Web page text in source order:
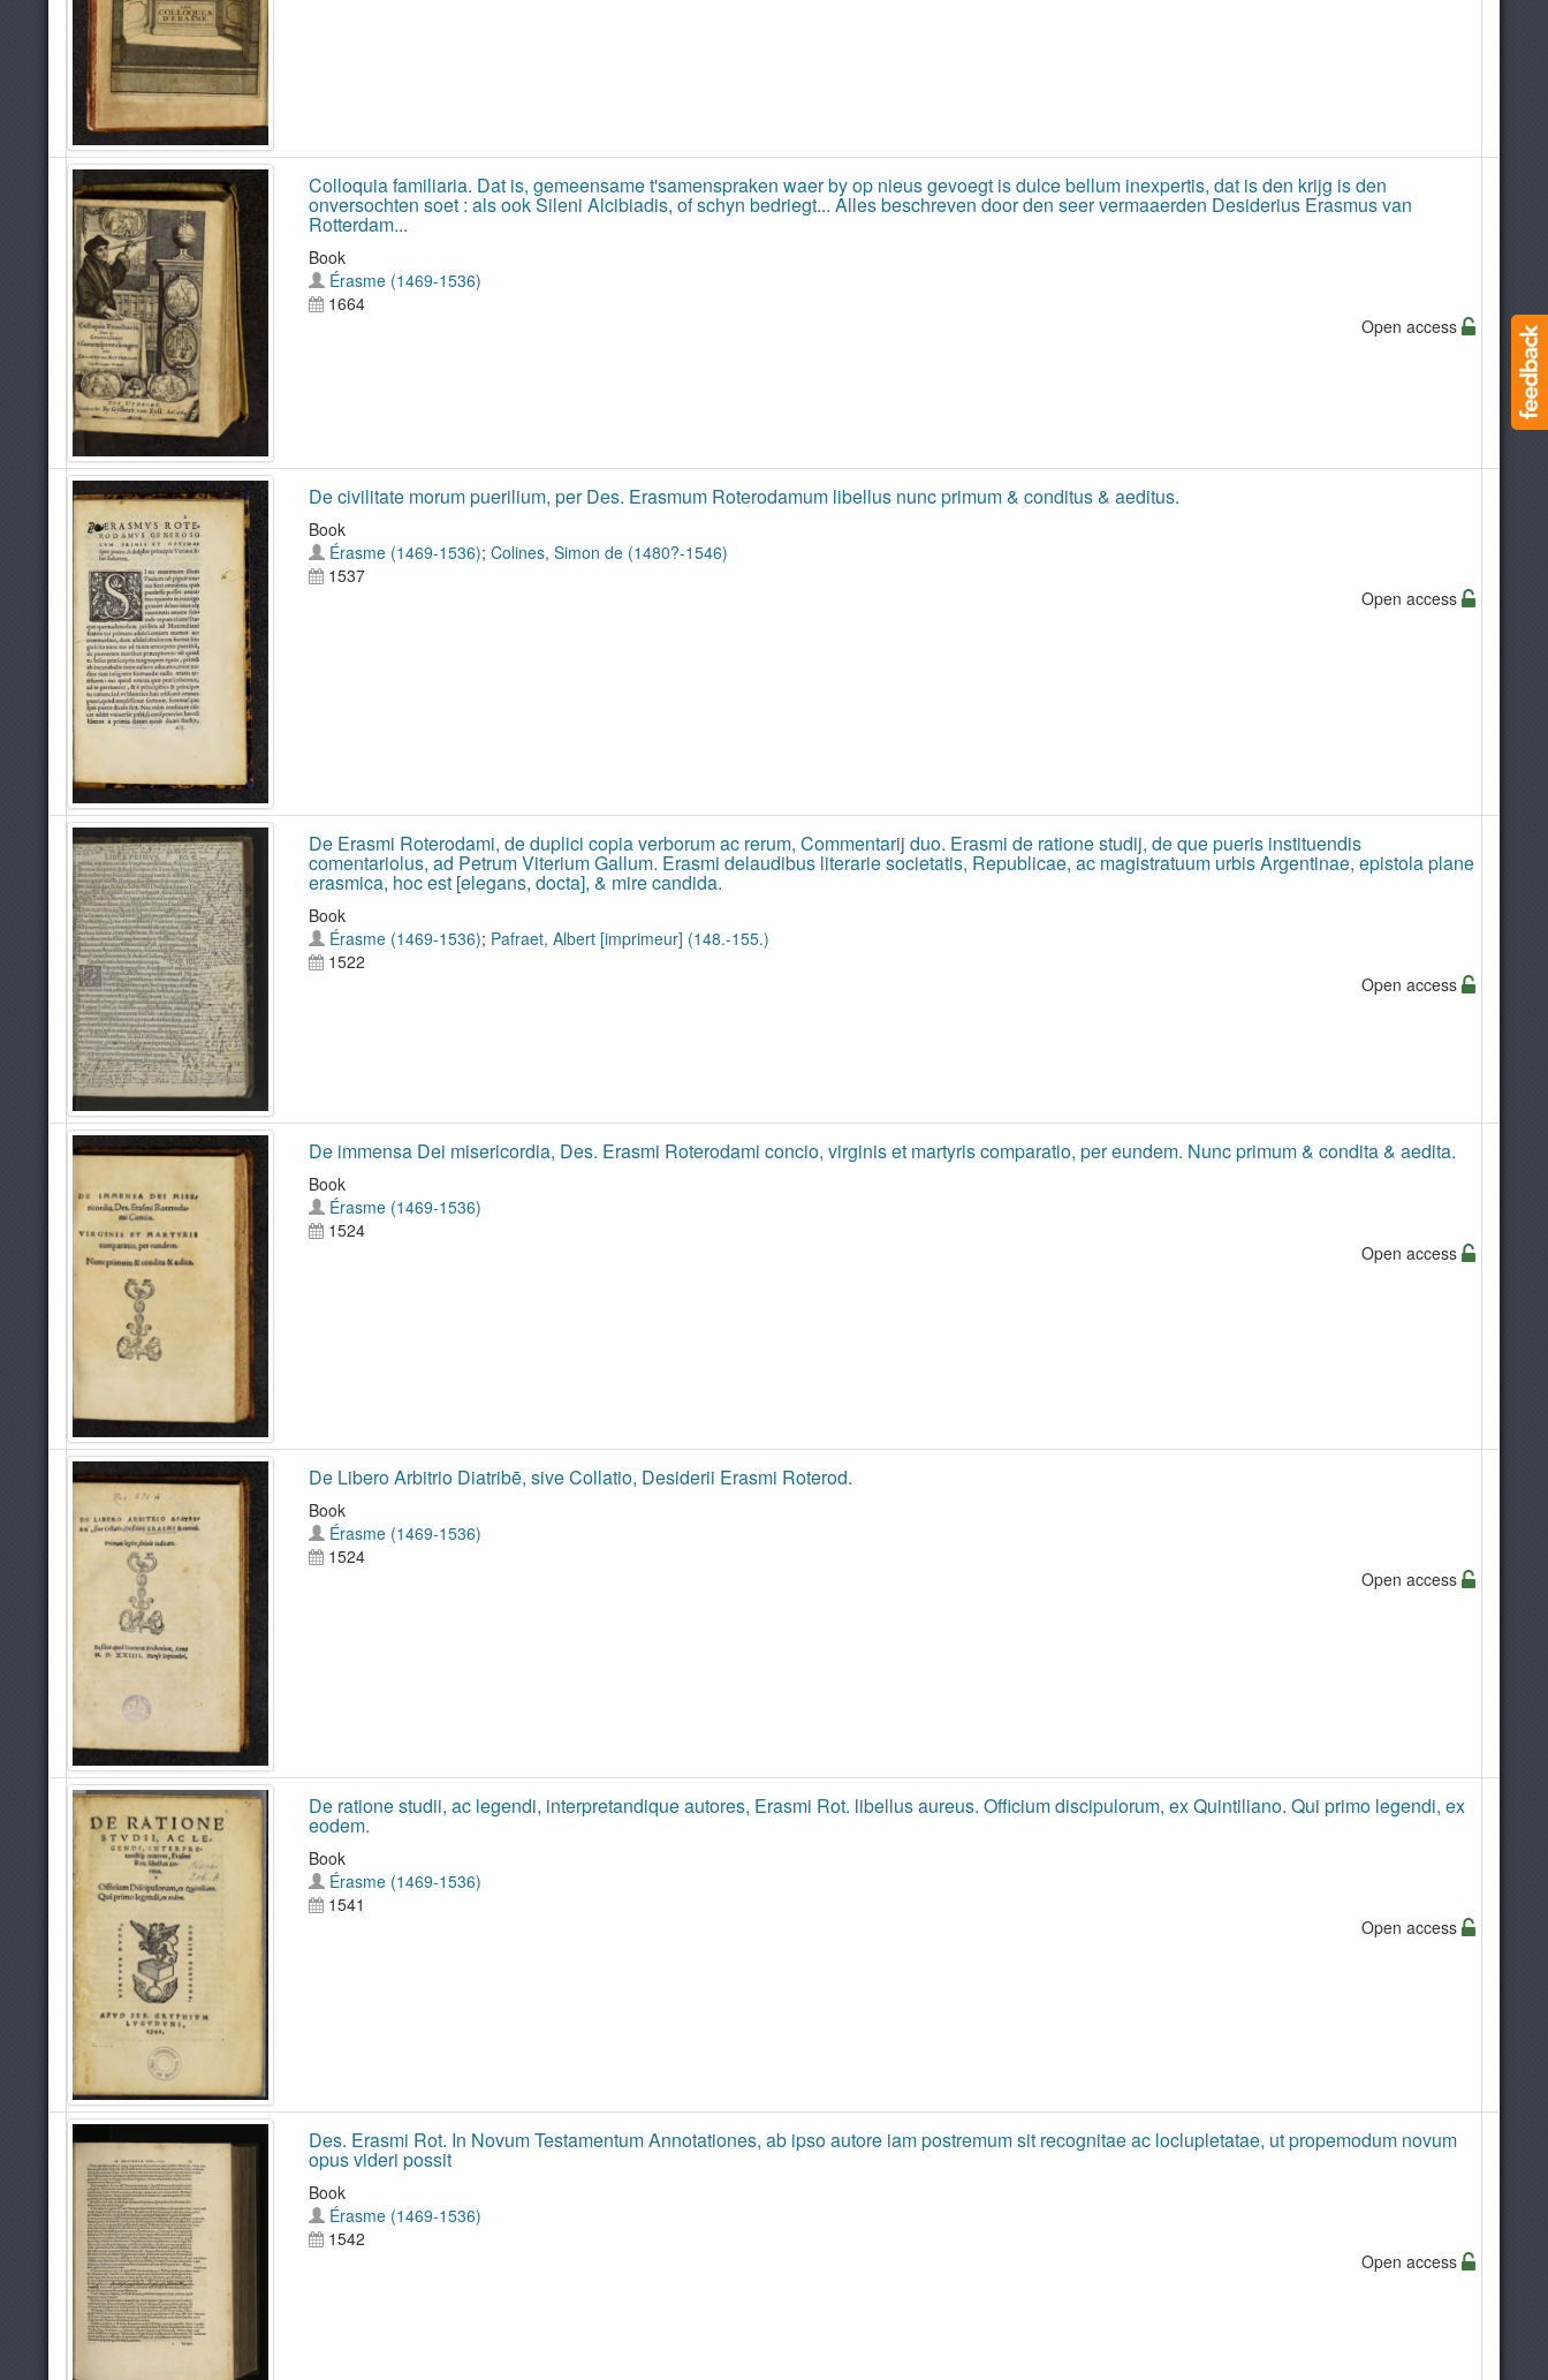
Colloquia familiaria. Dat is, gemeensame t'samenspraken waer by op nieus gevoegt is dulce bellum inexpertis, dat is den krijg is den
onversochten soet : als ook Sileni Alcibiadis, of schyn bedriegt... Alles beschreven door den seer vermaaerden Desiderius Erasmus van
Rotterdam...
Book
Érasme (1469-1536)
1664
Open access
De civilitate morum puerilium, per Des. Erasmum Roterodamum libellus nunc primum & conditus & aeditus.
Book
Érasme (1469-1536); Colines, Simon de (1480?-1546)
1537
Open access
De Erasmi Roterodami, de duplici copia verborum ac rerum, Commentarij duo. Erasmi de ratione studij, de que pueris instituendis
comentariolus, ad Petrum Viterium Gallum. Erasmi delaudibus literarie societatis, Republicae, ac magistratuum urbis Argentinae, epistola plane
erasmica, hoc est [elegans, docta], & mire candida.
Book
Érasme (1469-1536); Pafraet, Albert [imprimeur] (148.-155.)
1522
Open access
De immensa Dei misericordia, Des. Erasmi Roterodami concio, virginis et martyris comparatio, per eundem. Nunc primum & condita & aedita.
Book
Érasme (1469-1536)
1524
Open access
De Libero Arbitrio Diatribē, sive Collatio, Desiderii Erasmi Roterod.
Book
Érasme (1469-1536)
1524
Open access
De ratione studii, ac legendi, interpretandique autores, Erasmi Rot. libellus aureus. Officium discipulorum, ex Quintiliano. Qui primo legendi, ex
eodem.
Book
Érasme (1469-1536)
1541
Open access
Des. Erasmi Rot. In Novum Testamentum Annotationes, ab ipso autore iam postremum sit recognitae ac loclupletatae, ut propemodum novum
opus videri possit
Book
Érasme (1469-1536)
1542
Open access